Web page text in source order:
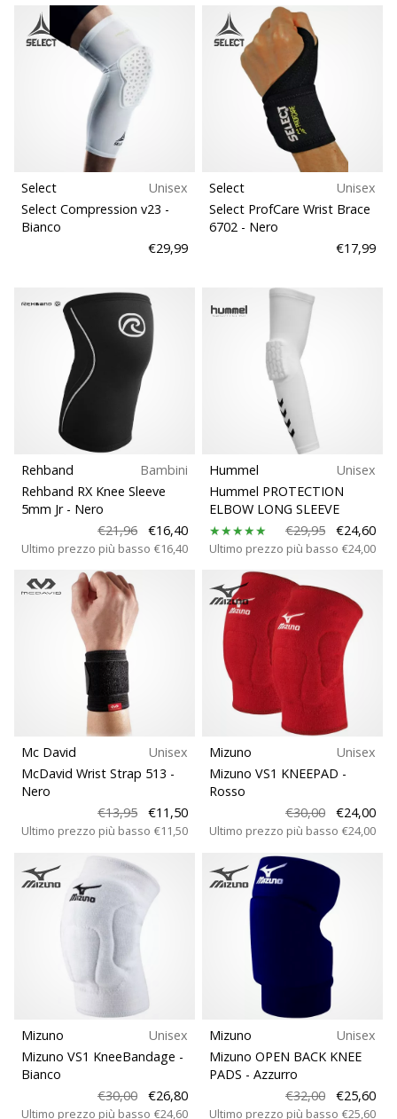
Select
Unisex
Select Compression v23 -
Bianco
€29,99
Select
Unisex
Select ProfCare Wrist Brace
6702 - Nero
€17,99
Rehband
Bambini
Rehband RX Knee Sleeve
5mm Jr - Nero
€21,96
€16,40
Ultimo prezzo più basso €16,40
Hummel
Unisex
Hummel PROTECTION
ELBOW LONG SLEEVE
€29,95
€24,60
Ultimo prezzo più basso €24,00
Mc David
Unisex
McDavid Wrist Strap 513 -
Nero
€13,95
€11,50
Ultimo prezzo più basso €11,50
Mizuno
Unisex
Mizuno VS1 KNEEPAD -
Rosso
€30,00
€24,00
Ultimo prezzo più basso €24,00
Mizuno
Unisex
Mizuno VS1 KneeBandage -
Bianco
€30,00
€26,80
Ultimo prezzo più basso €24,60
Mizuno
Unisex
Mizuno OPEN BACK KNEE
PADS - Azzurro
€32,00
€25,60
Ultimo prezzo più basso €25,60